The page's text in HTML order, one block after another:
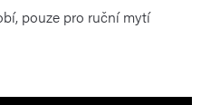
pouze pro ruční mytí